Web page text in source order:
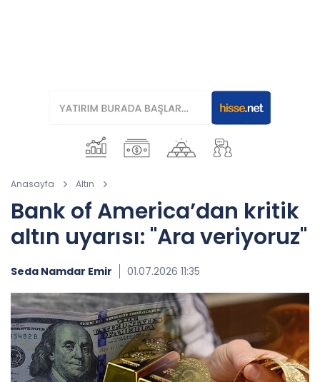
Anasayfa Altın
Bank of America’dan kritik
altın uyarısı: "Ara veriyoruz"
Seda Namdar Emir 01.07.2026 11:35